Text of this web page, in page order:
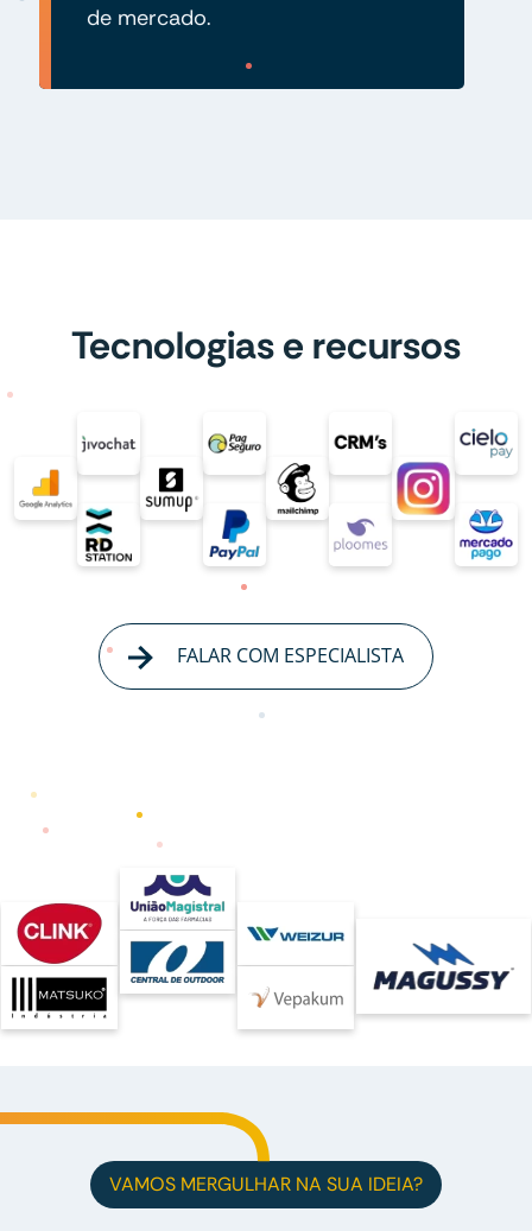
de mercado.
Tecnologias e recursos
FALAR COM ESPECIALISTA
VAMOS MERGULHAR NA SUA IDEIA?